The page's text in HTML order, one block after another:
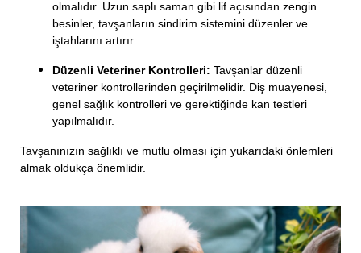
olmalıdır. Uzun saplı saman gibi lif açısından zengin
besinler, tavşanların sindirim sistemini düzenler ve
iştahlarını artırır.
Düzenli Veteriner Kontrolleri: Tavşanlar düzenli
veteriner kontrollerinden geçirilmelidir. Diş muayenesi,
genel sağlık kontrolleri ve gerektiğinde kan testleri
yapılmalıdır.
Tavşanınızın sağlıklı ve mutlu olması için yukarıdaki önlemleri
almak oldukça önemlidir.